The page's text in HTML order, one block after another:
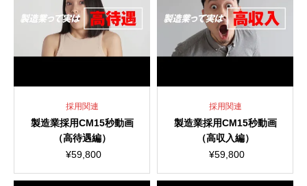
採用関連
製造業採用CM15秒動画
（高待遇編）
¥59,800
採用関連
製造業採用CM15秒動画
（高収入編）
¥59,800